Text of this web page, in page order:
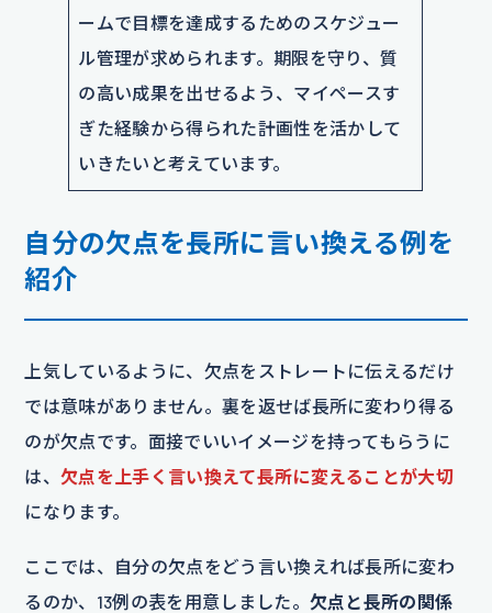
ームで目標を達成するためのスケジュー
ル管理が求められます。期限を守り、質
の高い成果を出せるよう、マイペースす
ぎた経験から得られた計画性を活かして
いきたいと考えています。
自分の欠点を長所に言い換える例を
紹介
上気しているように、欠点をストレートに伝えるだけ
では意味がありません。裏を返せば長所に変わり得る
のが欠点です。面接でいいイメージを持ってもらうに
は、欠点を上手く言い換えて長所に変えることが大切
になります。
ここでは、自分の欠点をどう言い換えれば長所に変わ
るのか、13例の表を用意しました。 欠点と長所の関係